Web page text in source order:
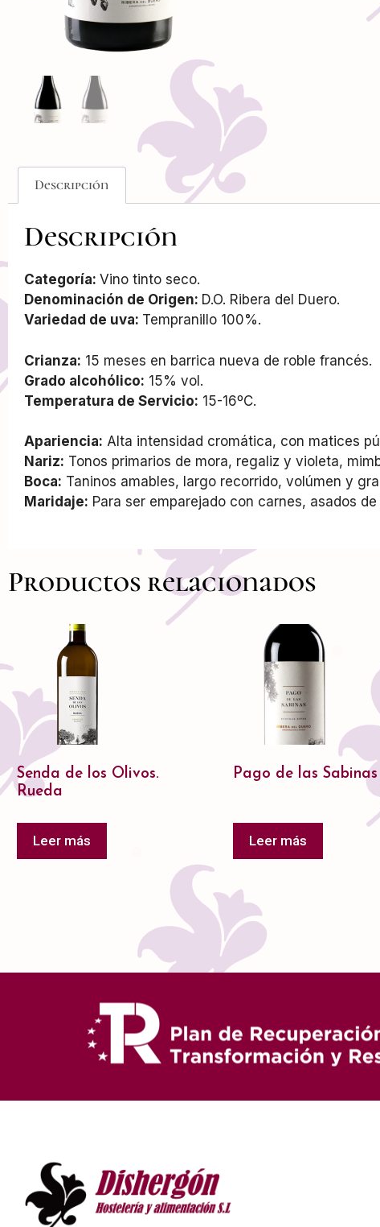
Descripción
Descripción
Categoría: Vino tinto seco.
Denominación de Origen: D.O. Ribera del Duero.
Variedad de uva: Tempranillo 100%.
Crianza: 15 meses en barrica nueva de roble francés.
Grado alcohólico: 15% vol.
Temperatura de Servicio: 15-16ºC.
Apariencia: Alta intensidad cromática, con matices
Nariz: Tonos primarios de mora, regaliz y violeta,
Boca: Taninos amables, largo recorrido, volúmen y
Maridaje: Para ser emparejado con carnes, asados
Productos relacionados
Senda de los Olivos.
Rueda
Leer más
Pago de las Sabinas
Leer más